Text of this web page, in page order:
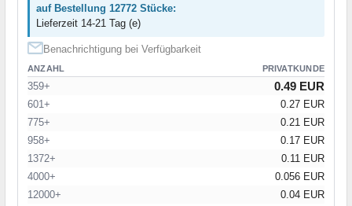
auf Bestellung 12772 Stücke:
Lieferzeit 14-21 Tag (e)
Benachrichtigung bei Verfügbarkeit
ANZAHL PRIVATKUNDE
359+ 0.49 EUR
601+
0.27 EUR
775+
0.21 EUR
958+
0.17 EUR
1372+
0.11 EUR
4000+
0.056 EUR
12000+
0.04 EUR